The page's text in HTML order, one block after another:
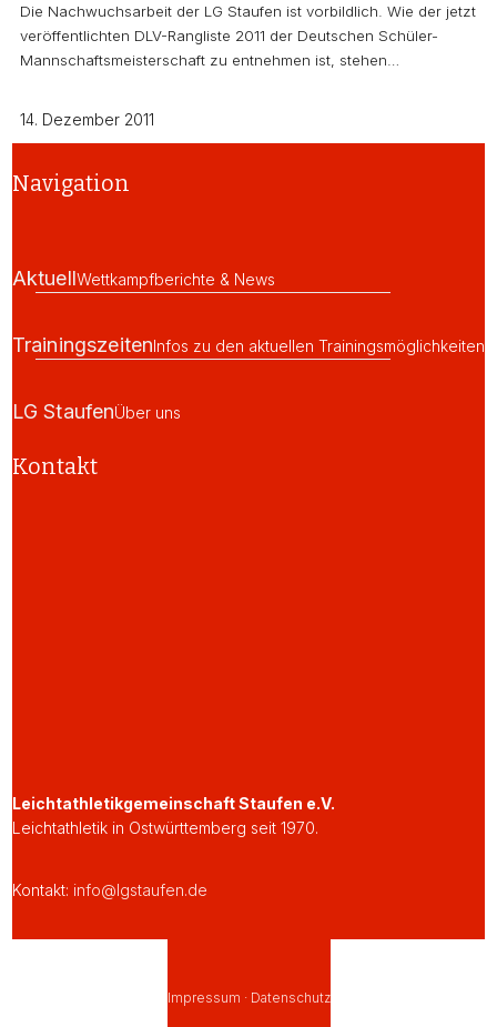
Die Nachwuchsarbeit der LG Staufen ist vorbildlich. Wie der jetzt
veröffentlichten DLV-Rangliste 2011 der Deutschen Schüler-
Mannschaftsmeisterschaft zu entnehmen ist, stehen…
14. Dezember 2011
Navigation
AktuellWettkampfberichte & News
TrainingszeitenInfos zu den aktuellen Trainingsmöglichkeiten
LG StaufenÜber uns
Kontakt
Leichtathletikgemeinschaft Staufen e.V.
Leichtathletik in Ostwürttemberg seit 1970.
Kontakt: info@lgstaufen.de
Impressum · Datenschutz